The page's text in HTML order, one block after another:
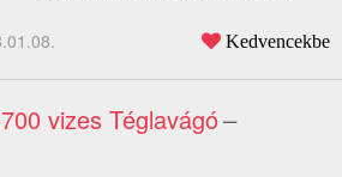
Kedvencekbe
vizes Téglavágó–